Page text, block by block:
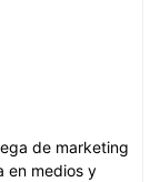
de marketing
en medios y